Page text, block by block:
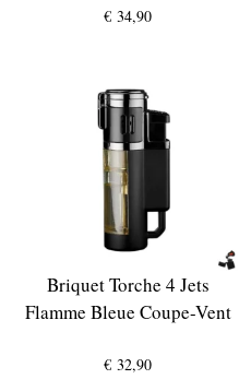
€ 34,90
Briquet Torche 4 Jets
Flamme Bleue Coupe-Vent
€ 32,90